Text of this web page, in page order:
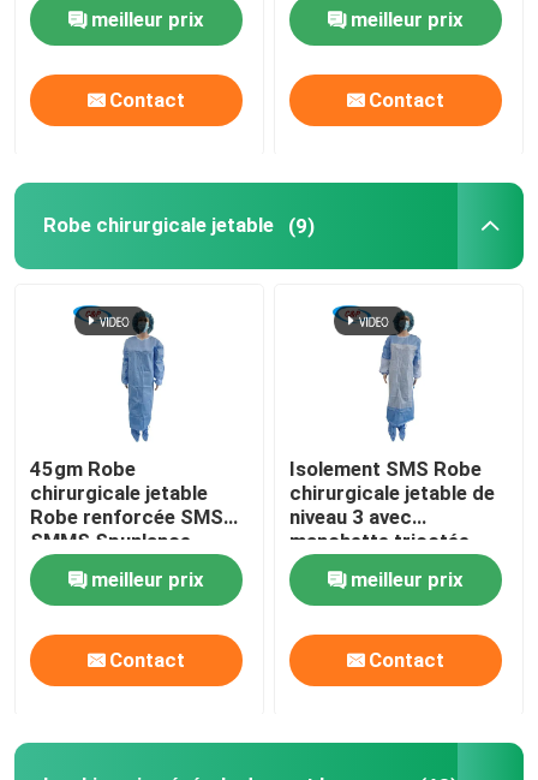
meilleur prix
Contact
meilleur prix
Contact
Robe chirurgicale jetable (9)
45gm Robe
chirurgicale jetable
Robe renforcée SMS
SMMS Spunlance
meilleur prix
Contact
Isolement SMS Robe
chirurgicale jetable de
niveau 3 avec
manchette tricotée
meilleur prix
Contact